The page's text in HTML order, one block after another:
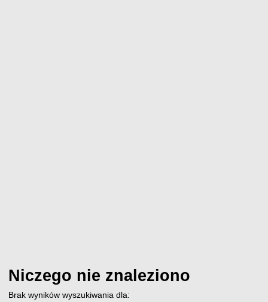
Niczego nie znaleziono
Brak wyników wyszukiwania dla: